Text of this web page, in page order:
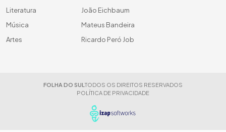
Literatura
Música
Artes
João Eichbaum
Mateus Bandeira
Ricardo Peró Job
FOLHA DO SUL TODOS OS DIREITOS RESERVADOS
POLÍTICA DE PRIVACIDADE